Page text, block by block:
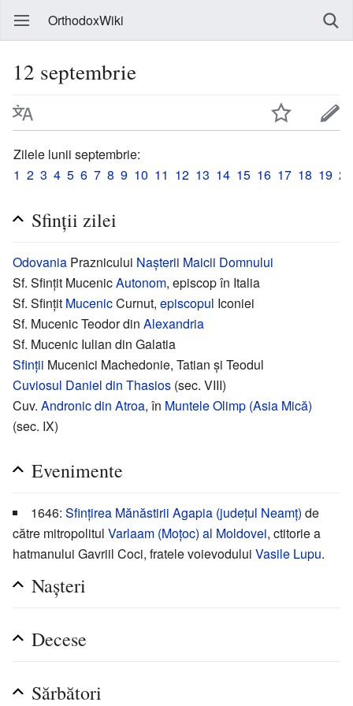
OrthodoxWiki
12 septembrie
Zilele lunii septembrie:
1 2 3 4 5 6 7 8 9 10 11 12 13 14 15 16 17 18 19 20
Sfinții zilei
Odovania Praznicului Nașterii Maicii Domnului
Sf. Sfințit MucenicAutonom, episcop în Italia
Sf. Sfințit MucenicCurnut, episcopul Iconiei
Sf. Mucenic Teodor din Alexandria
Sf. Mucenic Iulian din Galatia
Sfinții Mucenici Machedonie, Tatian și Teodul
Cuviosul Daniel din Thasios (sec. VIII)
Cuv. Andronic din Atroa, în Muntele Olimp (Asia Mică)
(sec. IX)
Evenimente
1646: Sfințirea Mănăstirii Agapia (județul Neamț) de
către mitropolitul Varlaam (Moțoc) al Moldovei, ctitorie a
hatmanului Gavriil Coci, fratele voievodului Vasile Lupu.
Nașteri
Decese
Sărbători